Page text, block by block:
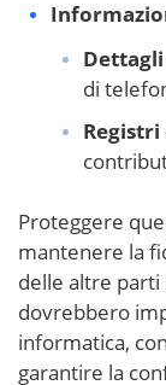
di
Proteggere
mantenere la
delle altre
dovrebbero
informatica,
garantire la